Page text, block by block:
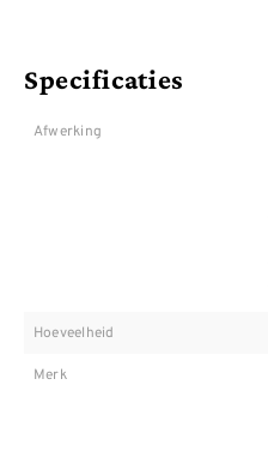
Specificaties
Afwerking
Hoeveelheid
Merk